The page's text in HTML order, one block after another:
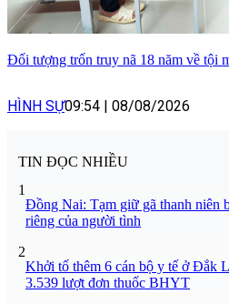
Đối tượng trốn truy nã 18 năm về tội
HÌNH SỰ09:54 08/08/2026
TIN ĐỌC NHIỀU
1
Đồng Nai: Tạm giữ gã thanh niên
riêng của người tình
2
Khởi tố thêm 6 cán bộ y tế ở Đắk
3.539 lượt đơn thuốc BHYT